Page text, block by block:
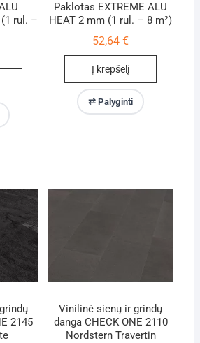
(1 rul. –
Paklotas EXTREME ALU
HEAT 2 mm (1 rul. – 8 m²)
52,64€
Į krepšelį
⇄ Palyginti
2145
Vinilinė sienų ir grindų
danga CHECK ONE 2110
Nordstern Travertin